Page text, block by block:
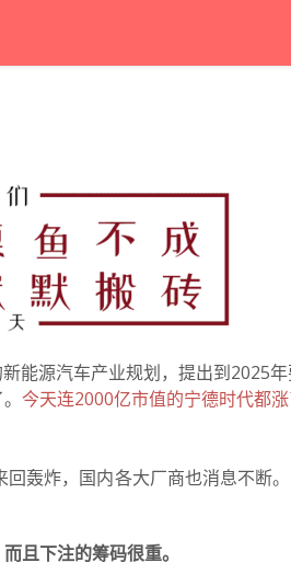
能源汽车产业规划，提出到2025
今天连2000亿市值的宁德时代都
轰炸，国内各大厂商也消息不断
且下注的筹码很重。